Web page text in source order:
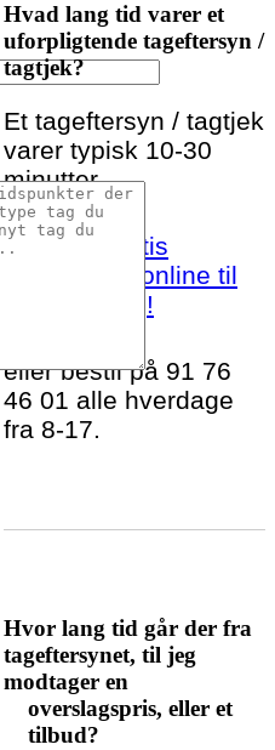
Hvad lang tid varer et
uforpligtende tageftersyn /
tagtjek?
Et tageftersyn / tagtjek
varer typisk 10-30
minutter.
Bestil et gratis
tageftersyn online til
Otterup idag!
eller bestil på 91 76
46 01 alle hverdage
fra 8-17.
Hvor lang tid går der fra
tageftersynet, til jeg
modtager en
overslagspris, eller et
tilbud?